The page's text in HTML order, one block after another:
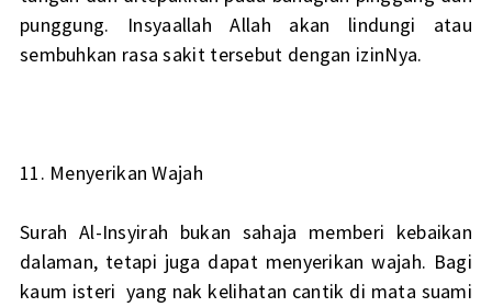
punggung. Insyaallah Allah akan lindungi atau
sembuhkan rasa sakit tersebut dengan izinNya.
11. Menyerikan Wajah
Surah Al-Insyirah bukan sahaja memberi kebaikan
dalaman, tetapi juga dapat menyerikan wajah. Bagi
kaum isteri yang nak kelihatan cantik di mata suami